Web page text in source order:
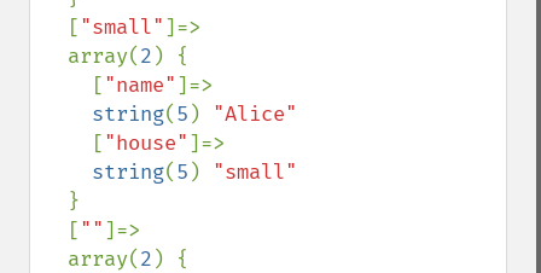
  [
"small"]=>
  array(
2 ) {
    [
"name"]=>
string(5 ) "Alice"
["house"]=>
string(5 ) "small"
}
  [
""]=>
  array(
2 ) {